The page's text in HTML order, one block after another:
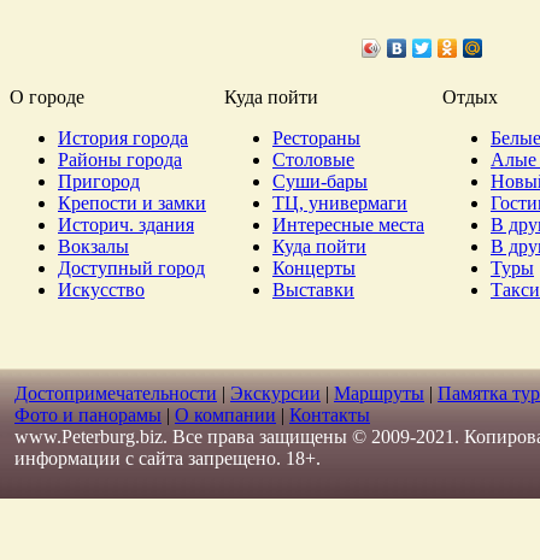
О городе Куда пойти
Отдых
История города
Районы города
Пригород
Крепости и замки
Историч. здания
Вокзалы
Доступный город
Искусство
Рестораны
Столовые
Суши-бары
ТЦ, универмаги
Интересные места
Куда пойти
Концерты
Выставки
Алые
В
В
Туры
Такси
Достопримечательности | Экскурсии | Маршруты | Памятка
Фото и панорамы | О компании | Контакты
www.Peterburg.biz. Все права защищены © 2009-2021.
информации с сайта запрещено. 18+.